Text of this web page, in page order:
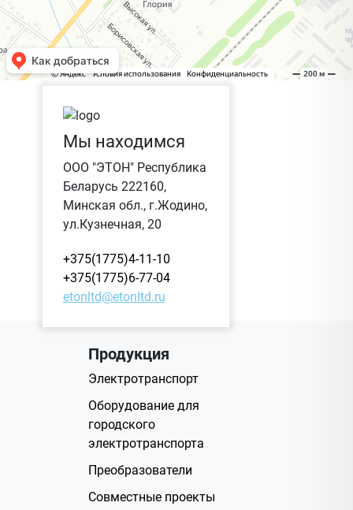
Мы находимся
ООО "ЭТОН" Республика
Беларусь 222160,
Минская обл., г.Жодино,
ул.Кузнечная, 20
+375(1775)4-11-10
+375(1775)6-77-04
etonltd@etonltd.ru
Продукция
Электротранспорт
Оборудование для
городского
электротранспорта
Преобразователи
Совместные проекты